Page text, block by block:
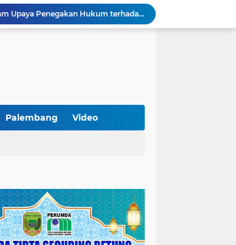
KAMMI Muratara Dukung MUI dalam Upaya Penegakan Hukum terhadap Aktivitas LGBT
Sabu.
Sarat Praktik 'Asal Bapak Senang', Kebijakan Parkir Dishub Lubuklinggau Menuai Sorotan Tajam
Palembang Video